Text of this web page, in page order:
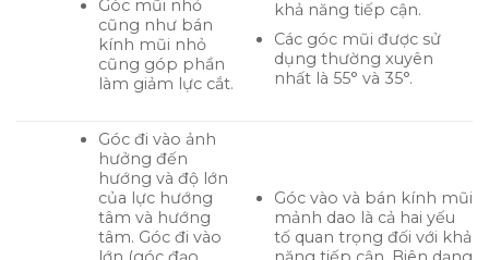
Góc mũi nhỏ
cũng như bán
kính mũi nhỏ
cũng góp phần
làm giảm lực cắt.
khả năng tiếp cận.
Các góc mũi được sử
dụng thường xuyên
nhất là 55° và 35°.
Góc đi vào ảnh
hưởng đến
hướng và độ lớn
của lực hướng
tâm và hướng
tâm. Góc đi vào
Góc vào và bán kính mũi
mảnh dao là cả hai yếu
tố quan trọng đối với khả